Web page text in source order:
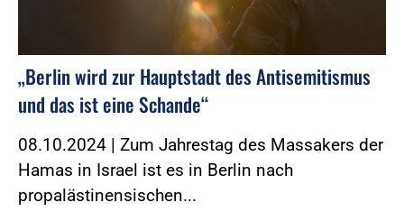
„Berlin wird zur Hauptstadt des Antisemitismus
und das ist eine Schande“
08.10.2024 | Zum Jahrestag des Massakers der
Hamas in Israel ist es in Berlin nach
propalästinensischen...